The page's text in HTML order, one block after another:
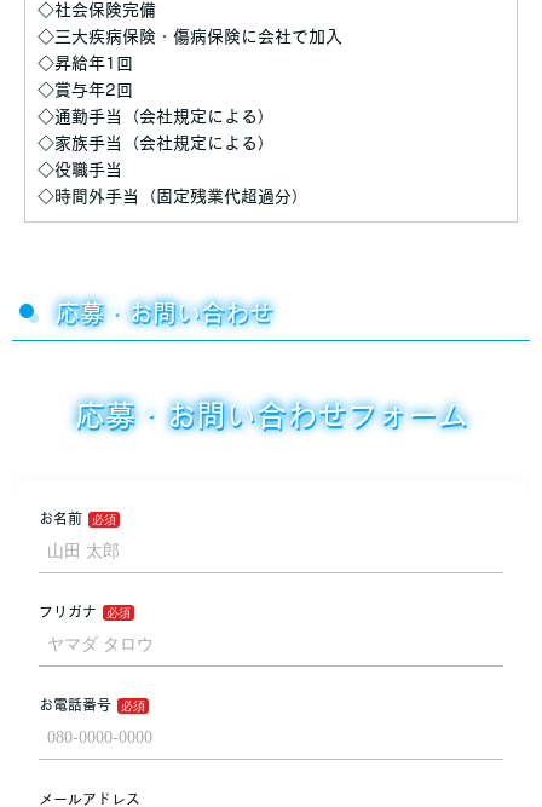
◇社会保険完備
◇三大疾病保険・傷病保険に会社で加入
◇昇給年1回
◇賞与年2回
◇通勤手当（会社規定による）
◇家族手当（会社規定による）
◇役職手当
◇時間外手当（固定残業代超過分）
応募・お問い合わせ